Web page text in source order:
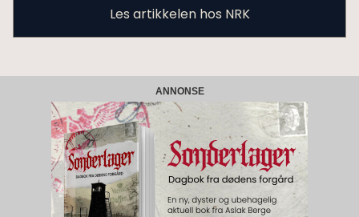
Les artikkelen hos NRK
ANNONSE